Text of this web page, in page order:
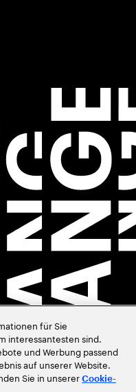
für Sie
interessantesten sind.
und Werbung passend
auf unserer Website.
Sie in unserer Cookie-